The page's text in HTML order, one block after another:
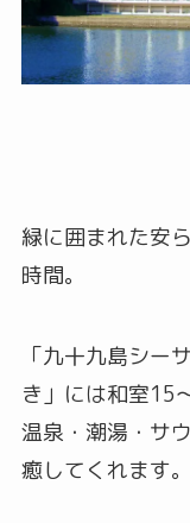
緑に囲まれた安
時間。
「九十九島シー
き」には和室15
温泉・潮湯・サ
癒してくれます。